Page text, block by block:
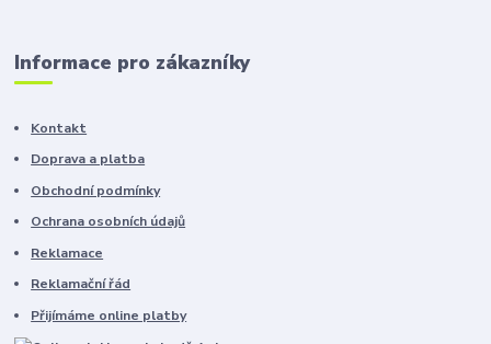
Informace pro zákazníky
Kontakt
Doprava a platba
Obchodní podmínky
Ochrana osobních údajů
Reklamace
Reklamační řád
Přijímáme online platby